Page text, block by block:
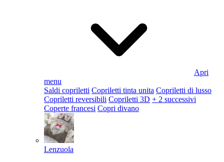
Apri
menu
Saldi copriletti Copriletti tinta unita Copriletti di lusso
Copriletti reversibili Copriletti 3D + 2 successivi
Coperte francesi Copri divano
Lenzuola